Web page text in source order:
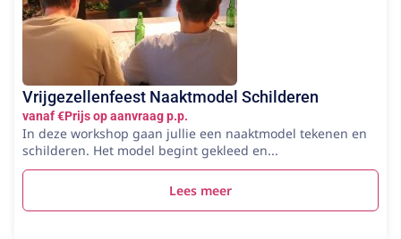
Vrijgezellenfeest Naaktmodel Schilderen
vanaf €Prijs op aanvraag p.p.
In deze workshop gaan jullie een naaktmodel tekenen en
schilderen. Het model begint gekleed en...
Lees meer